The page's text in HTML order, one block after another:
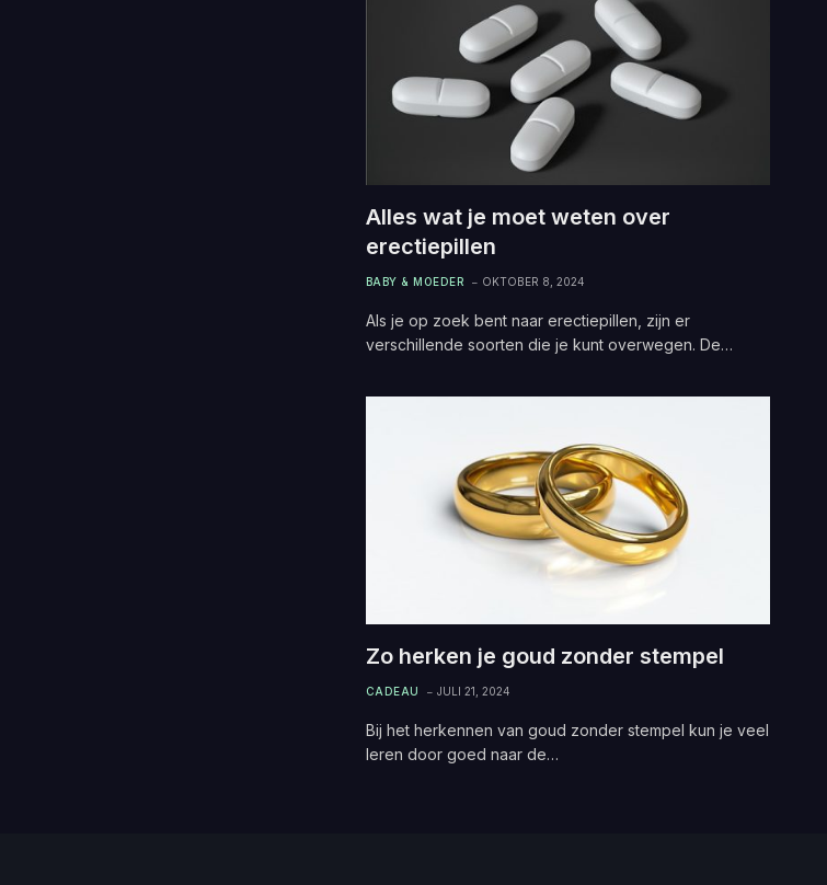
Alles wat je moet weten over
erectiepillen
BABY & MOEDER OKTOBER 8, 2024
Als je op zoek bent naar erectiepillen, zijn er
verschillende soorten die je kunt overwegen. De…
Zo herken je goud zonder stempel
CADEAU JULI 21, 2024
Bij het herkennen van goud zonder stempel kun je veel
leren door goed naar de…